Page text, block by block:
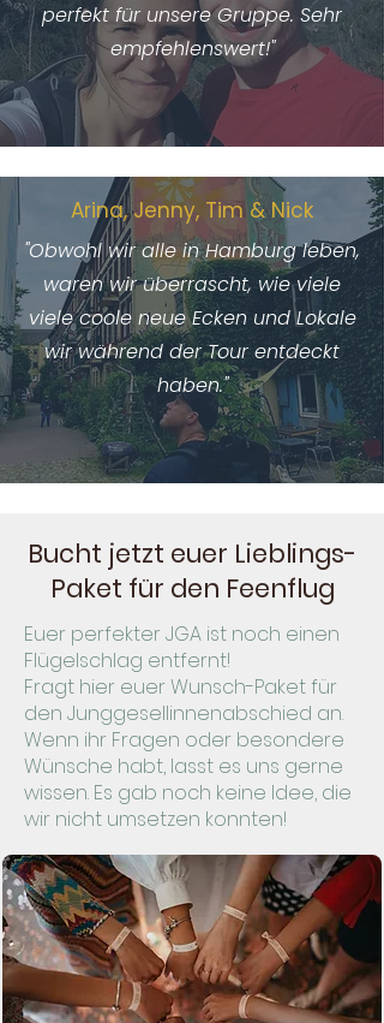
perfekt für unsere Gruppe. Sehr
empfehlenswert!"
Arina, Jenny, Tim & Nick
"Obwohl wir alle in Hamburg leben,
waren wir überrascht, wie viele
viele coole neue Ecken und Lokale
wir während der Tour entdeckt
haben."
Bucht jetzt euer Lieblings-
Paket für den Feenflug
Euer perfekter JGA ist noch einen
Flügelschlag entfernt!
Fragt hier euer Wunsch-Paket für
den Junggesellinnenabschied an.
Wenn ihr Fragen oder besondere
Wünsche habt, lasst es uns gerne
wissen. Es gab noch keine Idee, die
wir nicht umsetzen konnten!